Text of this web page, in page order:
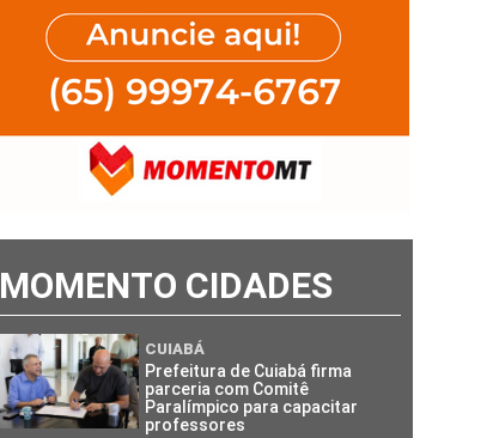
MOMENTO CIDADES
CUIABÁ
Prefeitura de Cuiabá firma
parceria com Comitê
Paralímpico para capacitar
professores